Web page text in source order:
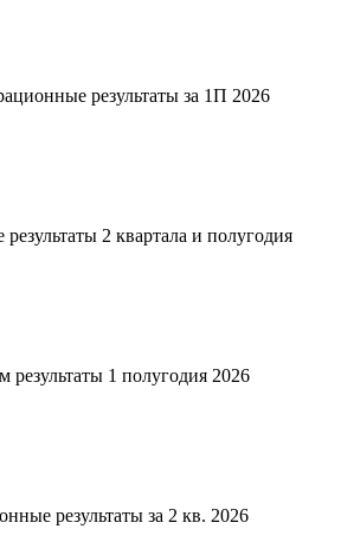
результаты за 1П 2026
2 квартала и полугодия
1 полугодия 2026
результаты за 2 кв. 2026